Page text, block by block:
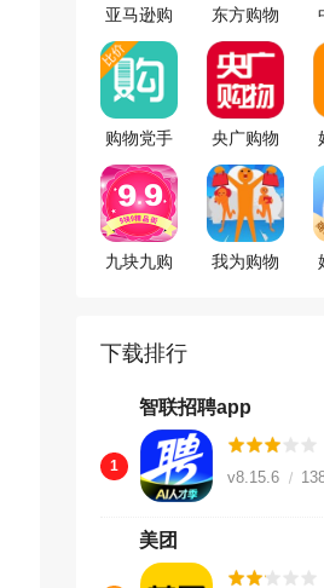
亚马逊购
物app
东方购物
app
购物党手
机版
央广购物
app
九块九购
我为购物
下载排行
智联招聘app
1
v8.15.6
美团